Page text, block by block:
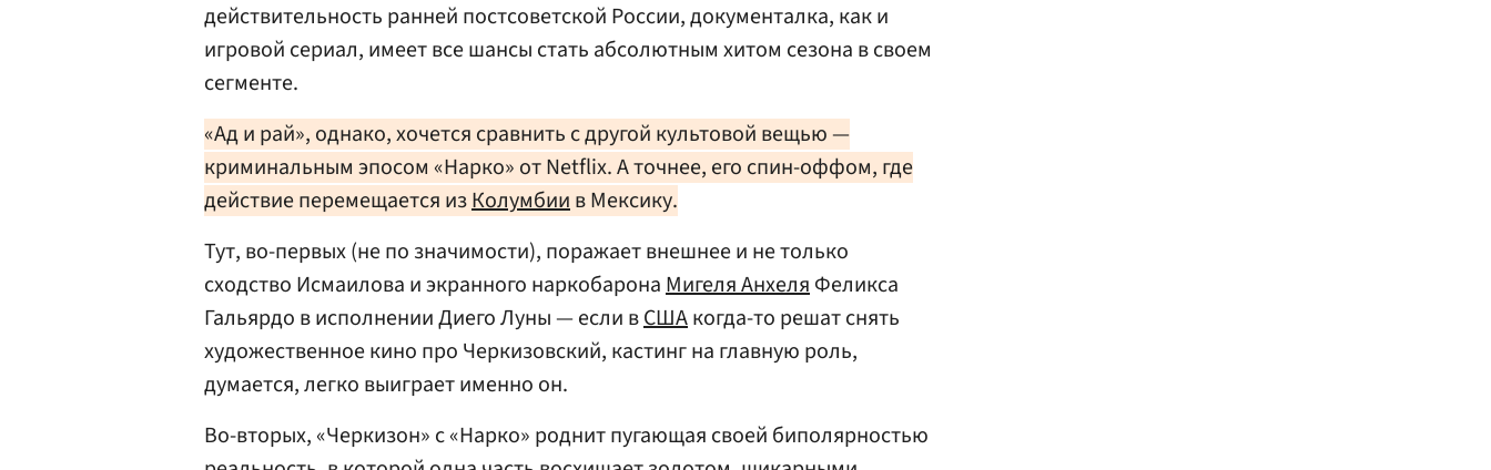
действительность ранней постсоветской России, документалка, как и
игровой сериал, имеет все шансы стать абсолютным хитом сезона в своем
сегменте.
«Ад и рай», однако, хочется сравнить с другой культовой вещью —
криминальным эпосом «Нарко» от Netflix. А точнее, его спин-оффом, где
действие перемещается изКолумбиив Мексику.
Тут, во-первых (не по значимости), поражает внешнее и не только
сходство Исмаилова и экранного наркобаронаМигеля АнхеляФеликса
Гальярдо в исполнении Диего Луны — если вСШАкогда-то решат снять
художественное кино про Черкизовский, кастинг на главную роль,
думается, легко выиграет именно он.
Во-вторых, «Черкизон» с «Нарко» роднит пугающая своей биполярностью